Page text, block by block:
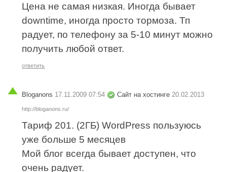
Цена не самая низкая. Иногда бывает
downtime, иногда просто тормоза. Тп
радует, по телефону за 5-10 минут можно
получить любой ответ.
ответить
Bloganons 17.11.2009 07:54 Сайт на хостинге20.02.2013
http://bloganons.ru/
Тариф 201. (2ГБ) WordPress пользуюсь
уже больше 5 месяцев
Мой блог всегда бывает доступен, что
очень радует.